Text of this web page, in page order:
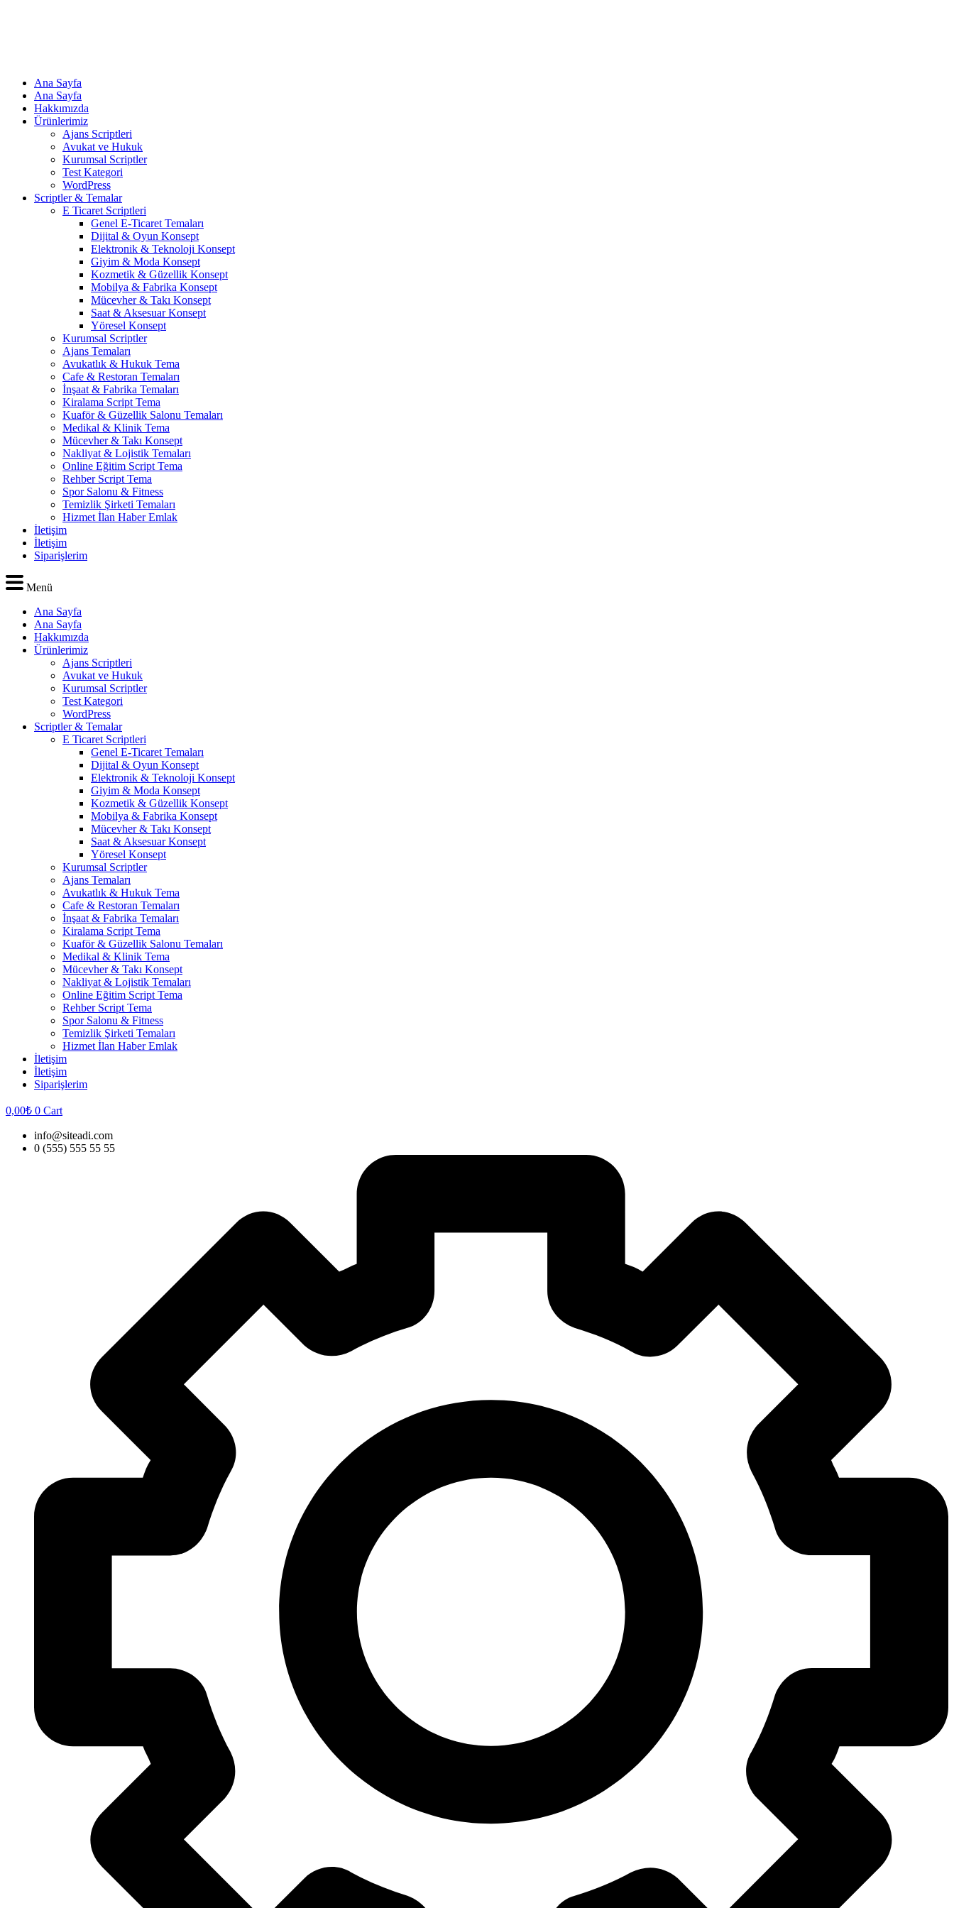
Ana Sayfa
Ana Sayfa
Hakkımızda
Ürünlerimiz
Ajans Scriptleri
Avukat ve Hukuk
Kurumsal Scriptler
Test Kategori
WordPress
Scriptler & Temalar
E Ticaret Scriptleri
Genel E-Ticaret Temaları
Dijital & Oyun Konsept
Elektronik & Teknoloji Konsept
Giyim & Moda Konsept
Kozmetik & Güzellik Konsept
Mobilya & Fabrika Konsept
Mücevher & Takı Konsept
Saat & Aksesuar Konsept
Yöresel Konsept
Kurumsal Scriptler
Ajans Temaları
Avukatlık & Hukuk Tema
Cafe & Restoran Temaları
İnşaat & Fabrika Temaları
Kiralama Script Tema
Kuaför & Güzellik Salonu Temaları
Medikal & Klinik Tema
Mücevher & Takı Konsept
Nakliyat & Lojistik Temaları
Online Eğitim Script Tema
Rehber Script Tema
Spor Salonu & Fitness
Temizlik Şirketi Temaları
Hizmet İlan Haber Emlak
İletişim
İletişim
Siparişlerim
Menü
Ana Sayfa
Ana Sayfa
Hakkımızda
Ürünlerimiz
Ajans Scriptleri
Avukat ve Hukuk
Kurumsal Scriptler
Test Kategori
WordPress
Scriptler & Temalar
E Ticaret Scriptleri
Genel E-Ticaret Temaları
Dijital & Oyun Konsept
Elektronik & Teknoloji Konsept
Giyim & Moda Konsept
Kozmetik & Güzellik Konsept
Mobilya & Fabrika Konsept
Mücevher & Takı Konsept
Saat & Aksesuar Konsept
Yöresel Konsept
Kurumsal Scriptler
Ajans Temaları
Avukatlık & Hukuk Tema
Cafe & Restoran Temaları
İnşaat & Fabrika Temaları
Kiralama Script Tema
Kuaför & Güzellik Salonu Temaları
Medikal & Klinik Tema
Mücevher & Takı Konsept
Nakliyat & Lojistik Temaları
Online Eğitim Script Tema
Rehber Script Tema
Spor Salonu & Fitness
Temizlik Şirketi Temaları
Hizmet İlan Haber Emlak
İletişim
İletişim
Siparişlerim
0,00₺ 0 Cart
info@siteadi.com
0 (555) 555 55 55